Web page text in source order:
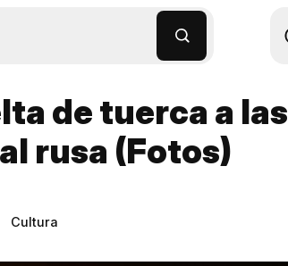
de tuerca a las
rusa (Fotos)
Cultura